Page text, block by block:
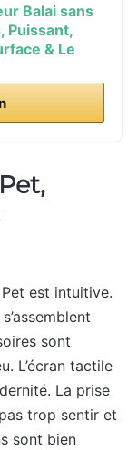
Balai sans
Puissant,
& Le
Pet est intuitive.
sont
L’écran tactile
La prise
trop sentir et
sont bien